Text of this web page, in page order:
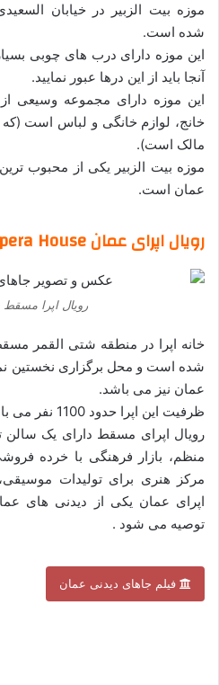
موزه بیت الزبیر در خیابان
شده است.
این موزه دارای درب های چوبی
آنجا باید از این درها عبور نمایید.
این موزه دارای مجموعه وسیعی
خانج، لوازم خانگی و لباس است
مالک است).
موزه بیت الزبیر یکی از محبوب
عمان است.
رویال اپرای عمان Royal Opera House
رویال اپرا مسقط
خانه اپرا در منطقه شتی القمر
شده است و محل برگزاری نخستین
عمان نیز می باشد.
ظرفیت این اپرا حدود 1100 نفر می باشد.
رویال اپرای مسقط دارای یک سالن
منظم، بازار فرهنگی با خرده
مرکز هنری برای تولیدات
اپرای عمان یکی از دیدنی های
توصیه می شود .
فیلم جاهای دیدنی عمان